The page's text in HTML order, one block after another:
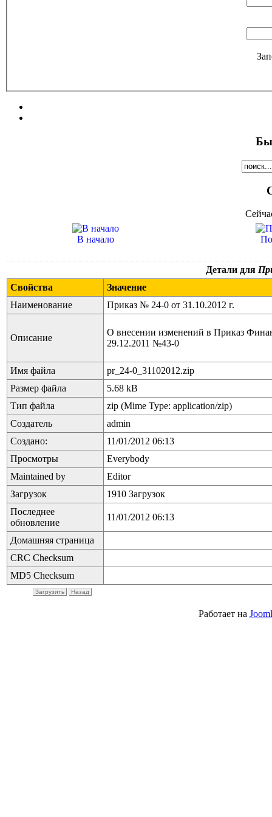
В начало
Детали для
Свойства
Значение
Наименование
Приказ № 24-0 от 31.10.2012 г.
Описание
О внесении изменений в Приказ
29.12.2011 №43-0
Имя файла
pr_24-0_31102012.zip
Размер файла
5.68 kB
Тип файла
zip (Mime Type: application/zip)
Создатель
admin
Создано:
11/01/2012 06:13
Просмотры
Everybody
Maintained by
Editor
Загрузок
1910 Загрузок
Последнее
обновление
11/01/2012 06:13
Домашняя страница
CRC Checksum
MD5 Checksum
Загрузить Назад
Работает на